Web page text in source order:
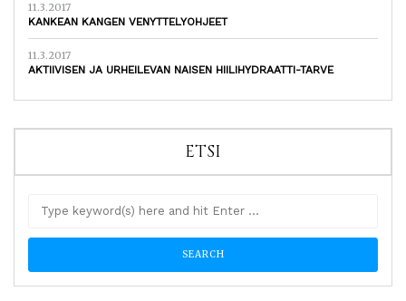
11.3.2017
KANKEAN KANGEN VENYTTELYOHJEET
11.3.2017
AKTIIVISEN JA URHEILEVAN NAISEN HIILIHYDRAATTI-TARVE
ETSI